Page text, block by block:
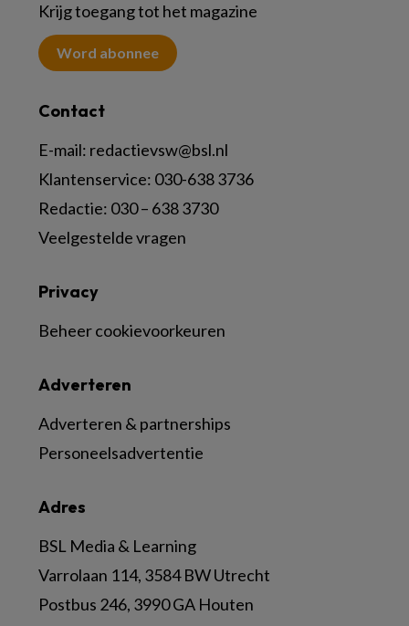
Krijg toegang tot het magazine
Word abonnee
Contact
E-mail: redactievsw@bsl.nl
Klantenservice: 030-638 3736
Redactie: 030 – 638 3730
Veelgestelde vragen
Adres
BSL Media & Learning
Varrolaan 114, 3584 BW Utrecht
Postbus 246, 3990 GA Houten
Adverteren
Adverteren & partnerships
Personeelsadvertentie
Privacy
Beheer cookievoorkeuren